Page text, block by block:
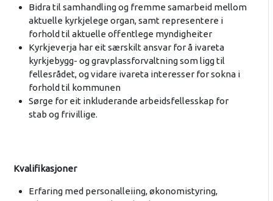
Bidra til samhandling og fremme samarbeid mellom
aktuelle kyrkjelege organ, samt representere i
forhold til aktuelle offentlege myndigheiter
Kyrkjeverja har eit særskilt ansvar for å ivareta
kyrkjebygg- og gravplassforvaltning som ligg til
fellesrådet, og vidare ivareta interesser for sokna i
forhold til kommunen
Sørge for eit inkluderande arbeidsfellesskap for
stab og frivillige.
Kvalifikasjoner
Erfaring med personalleiing, økonomistyring,